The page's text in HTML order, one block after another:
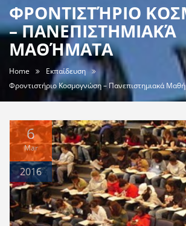
ΦΡΟΝΤΙΣΤΉΡΙΟ
– ΠΑΝΕΠΙΣΤΗΜΙΑΚΆ
ΜΑΘΉΜΑΤΑ
Home
Εκπαίδευση
Φροντιστήριο Κοσμογνώση – Πανεπιστημιακά
6
Mar
2016